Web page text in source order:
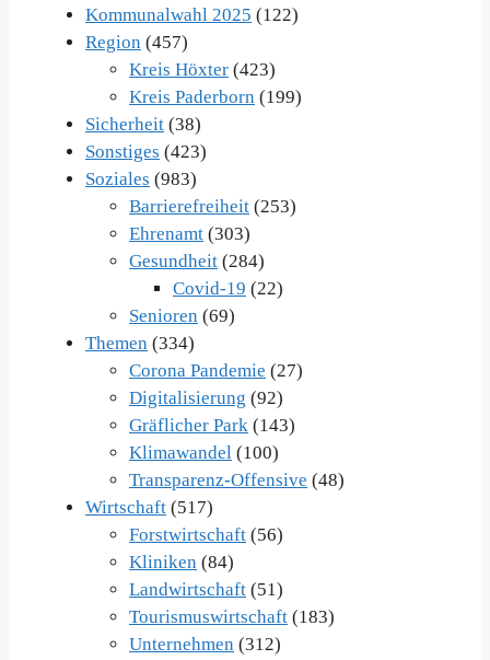
Kommunalwahl 2025 (122)
Region (457)
Kreis Höxter (423)
Kreis Paderborn (199)
Sicherheit (38)
Sonstiges (423)
Soziales (983)
Barrierefreiheit (253)
Ehrenamt (303)
Gesundheit (284)
Covid-19 (22)
Senioren (69)
Themen (334)
Corona Pandemie (27)
Digitalisierung (92)
Gräflicher Park (143)
Klimawandel (100)
Transparenz-Offensive (48)
Wirtschaft (517)
Forstwirtschaft (56)
Kliniken (84)
Landwirtschaft (51)
Tourismuswirtschaft (183)
Unternehmen (312)